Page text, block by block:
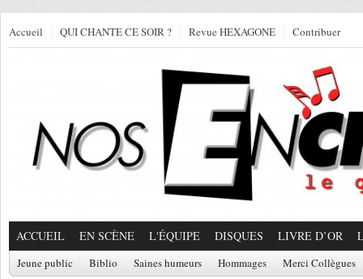
Accueil QUI CHANTE CE SOIR ? Revue HEXAGONE Contribuer
ACCUEIL EN SCÈNE L'ÉQUIPE DISQUES LIVRE D’OR
Jeune public Biblio Saines humeurs Hommages Merci Collègues